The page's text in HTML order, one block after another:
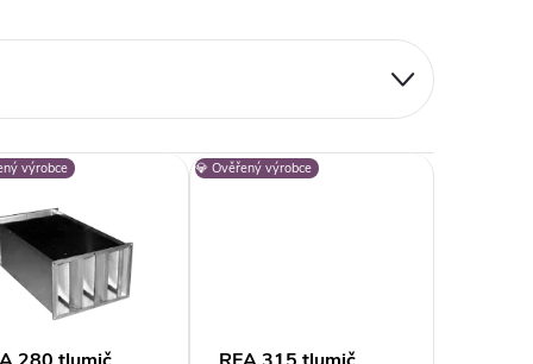
výrobce 💎 Ověřený výrobce